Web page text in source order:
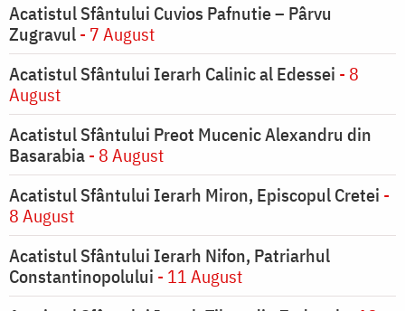
Acatistul Sfântului Cuvios Pafnutie – Pârvu
Zugravul- 7 August
Acatistul Sfântului Ierarh Calinic al Edessei - 8
August
Acatistul Sfântului Preot Mucenic Alexandru din
Basarabia- 8 August
Acatistul Sfântului Ierarh Miron, Episcopul Cretei -
8 August
Acatistul Sfântului Ierarh Nifon, Patriarhul
Constantinopolului - 11 August